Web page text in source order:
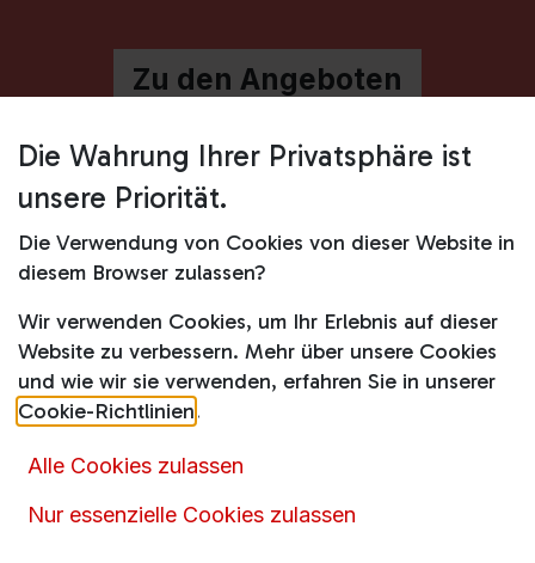
Zu den Angeboten
Billiger & lagernd
Vorrat reicht.
Die Wahrung Ihrer Privatsphäre ist
unsere Priorität.
Die Verwendung von Cookies von dieser Website in
diesem Browser zulassen?
Wir verwenden Cookies, um Ihr Erlebnis auf dieser
Website zu verbessern. Mehr über unsere Cookies
und wie wir sie verwenden, erfahren Sie in unserer
Cookie-Richtlinien.
Alle Cookies zulassen
Nur essenzielle Cookies zulassen